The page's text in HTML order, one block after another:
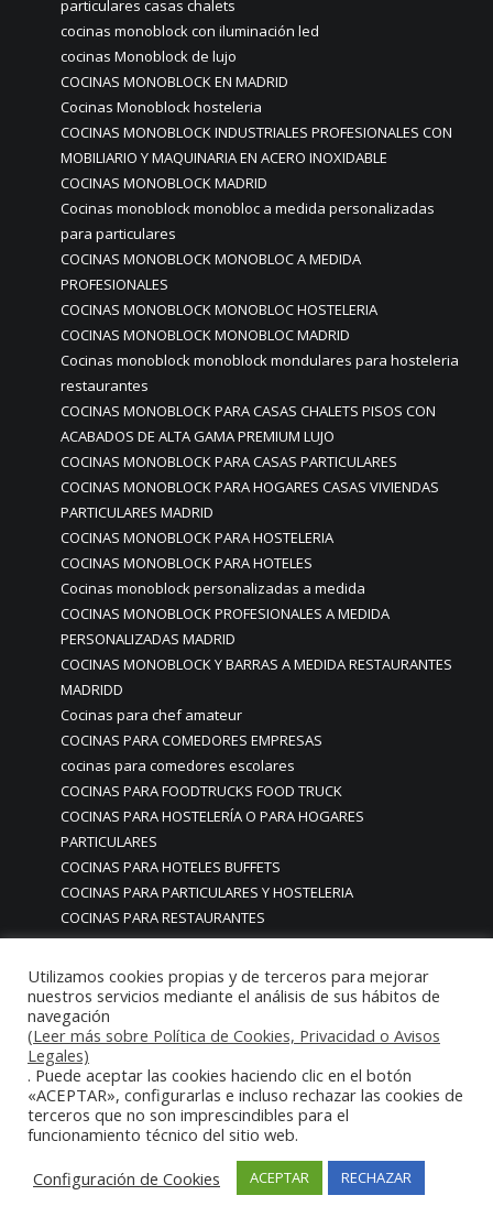
particulares casas chalets
cocinas monoblock con iluminación led
cocinas Monoblock de lujo
COCINAS MONOBLOCK EN MADRID
Cocinas Monoblock hosteleria
COCINAS MONOBLOCK INDUSTRIALES PROFESIONALES CON
MOBILIARIO Y MAQUINARIA EN ACERO INOXIDABLE
COCINAS MONOBLOCK MADRID
Cocinas monoblock monobloc a medida personalizadas
para particulares
COCINAS MONOBLOCK MONOBLOC A MEDIDA
PROFESIONALES
COCINAS MONOBLOCK MONOBLOC HOSTELERIA
COCINAS MONOBLOCK MONOBLOC MADRID
Cocinas monoblock monoblock mondulares para hosteleria
restaurantes
COCINAS MONOBLOCK PARA CASAS CHALETS PISOS CON
ACABADOS DE ALTA GAMA PREMIUM LUJO
COCINAS MONOBLOCK PARA CASAS PARTICULARES
COCINAS MONOBLOCK PARA HOGARES CASAS VIVIENDAS
PARTICULARES MADRID
COCINAS MONOBLOCK PARA HOSTELERIA
COCINAS MONOBLOCK PARA HOTELES
Cocinas monoblock personalizadas a medida
COCINAS MONOBLOCK PROFESIONALES A MEDIDA
PERSONALIZADAS MADRID
COCINAS MONOBLOCK Y BARRAS A MEDIDA RESTAURANTES
MADRIDD
Cocinas para chef amateur
COCINAS PARA COMEDORES EMPRESAS
cocinas para comedores escolares
COCINAS PARA FOODTRUCKS FOOD TRUCK
COCINAS PARA HOSTELERÍA O PARA HOGARES
PARTICULARES
COCINAS PARA HOTELES BUFFETS
COCINAS PARA PARTICULARES Y HOSTELERIA
COCINAS PARA RESTAURANTES
COCINAS PARA RESTAURANTES HOTELES EN MADRID
COCINAS PARA SERVICIO DOMESTICO
COCINAS PARA TERRAZAS EN MADRID ESPAÑA
COCINAS PREMIUM GAMA ALTA EN MADRID
COCINAS PREMIUM LUJO PARA RESTAURANTES
RESTAURACIÓN MADRID
COCINAS PREMIUM MADRID
COCINAS PREMIUM PROFESIONALES MADRID
COCINAS PROFESIONALES
COCINAS PROFESIONALES • MOBILIARIO • ENCIMERAS •
REVESTIMIENTOS • ESTRUCTURAS • ELEMENTOS
Utilizamos cookies propias y de terceros para mejorar
nuestros servicios mediante el análisis de sus hábitos de
navegación
(Leer más sobre Política de Cookies, Privacidad o Avisos
Legales)
. Puede aceptar las cookies haciendo clic en el botón
«ACEPTAR», configurarlas e incluso rechazar las cookies de
terceros que no son imprescindibles para el
funcionamiento técnico del sitio web.
Configuración de Cookies
ACEPTAR RECHAZAR